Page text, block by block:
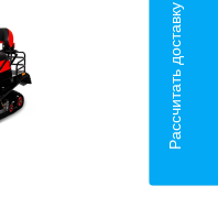
Рассчитать доставку